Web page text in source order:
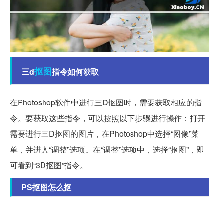
三d抠图指令如何获取
在Photoshop软件中进行三D抠图时，需要获取相应的指
令。要获取这些指令，可以按照以下步骤进行操作：打开
需要进行三D抠图的图片，在Photoshop中选择“图像”菜
单，并进入“调整”选项。在“调整”选项中，选择“抠图”，即
可看到“3D抠图”指令。
PS抠图怎么抠